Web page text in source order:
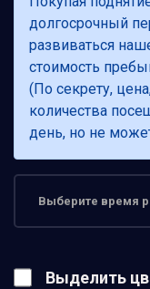
долгосрочный
развиваться
стоимость
(По секрету,
количества
день, но не
Выделить